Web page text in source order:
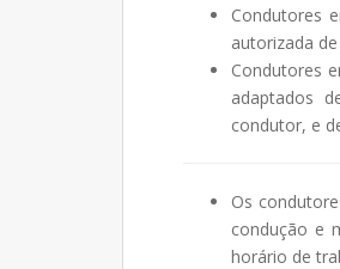
Condutores
autorizada
Condutores
adaptados
condutor, e
Os
condução e
horário de